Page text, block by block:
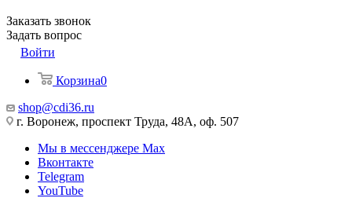
Заказать звонок
Задать вопрос
Войти
Корзина0
shop@cdi36.ru
г. Воронеж, проспект Труда, 48А, оф. 507
Мы в мессенджере Max
Вконтакте
Telegram
YouTube